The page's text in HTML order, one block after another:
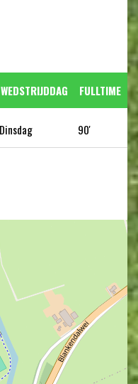
WEDSTRIJDDAG FULLTIME
Dinsdag 90'